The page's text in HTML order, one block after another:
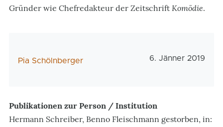
Gründer wie Chefredakteur der Zeitschrift Komödie.
AutorIn
Pia Schölnberger 6. Jänner 2019
Publikationen zur Person / Institution
Hermann Schreiber, Benno Fleischmann gestorben, in: